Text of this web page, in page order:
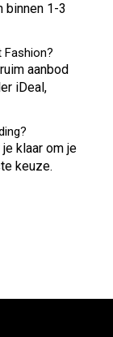
binnen 1-3
Fashion?
aanbod
iDeal,
klaar om je
keuze.